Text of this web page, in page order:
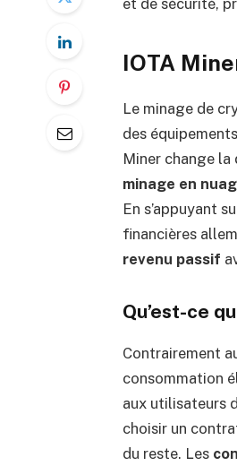
et de sécurité,
IOTA
Le minage de
des
Miner change
minage en
En s’appuyant
financières
revenu passif
Qu’est-ce
Contrairement
consommation
aux utilisateurs
choisir un
du reste. Les